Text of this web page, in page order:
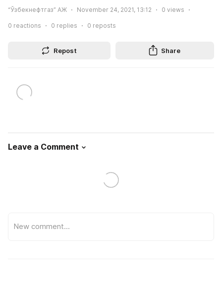
“Ўзбекнефтгаз” АЖ November 24, 2021, 13:12 0 views
0 reactions 0 replies 0 reposts
Repost Share
Leave a Comment